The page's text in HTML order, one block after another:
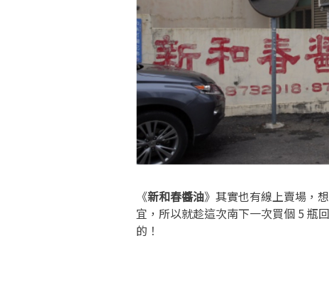
《新和春醬油》其實也有線上賣場，
宜，所以就趁這次南下一次買個 5 瓶
的！